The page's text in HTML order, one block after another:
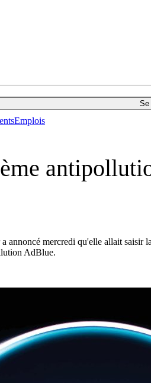
Se
Emplois
annoncé mercredi qu'elle allait
AdBlue.